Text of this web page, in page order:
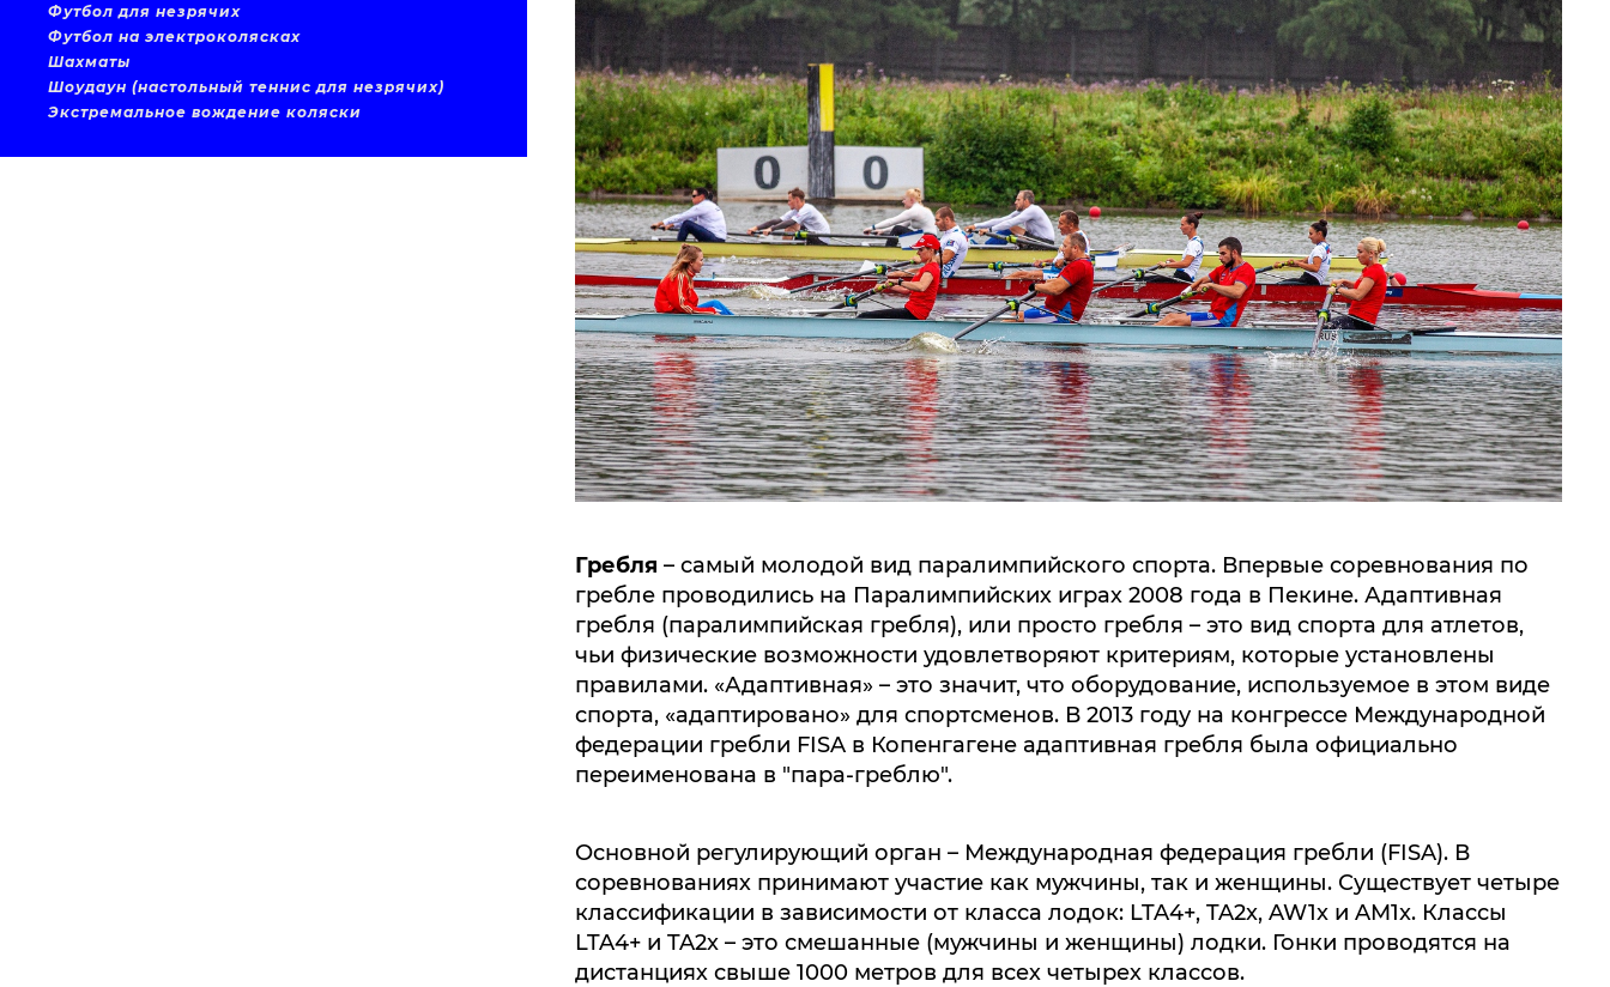
Футбол для незрячих
Футбол на электроколясках
Шахматы
Шоудаун (настольный теннис для незрячих)
Экстремальное вождение коляски
Гребля – самый молодой вид паралимпийского спорта. Впервые соревнования по
гребле проводились на Паралимпийских играх 2008 года в Пекине. Адаптивная
гребля (паралимпийская гребля), или просто гребля – это вид спорта для атлетов,
чьи физические возможности удовлетворяют критериям, которые установлены
правилами. «Адаптивная» – это значит, что оборудование, используемое в этом виде
спорта, «адаптировано» для спортсменов. В 2013 году на конгрессе Международной
федерации гребли FISA в Копенгагене адаптивная гребля была официально
переименована в "пара-греблю".
Основной регулирующий орган – Международная федерация гребли (FISA). В
соревнованиях принимают участие как мужчины, так и женщины. Существует четыре
классификации в зависимости от класса лодок: LTA4+, TA2x, AW1x и AM1x. Классы
LTA4+ и TA2x – это смешанные (мужчины и женщины) лодки. Гонки проводятся на
дистанциях свыше 1000 метров для всех четырех классов.